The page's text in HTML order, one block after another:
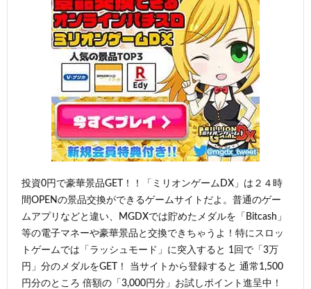
投資0円で豪華景品GET！！「ミリオンゲームDX」は２４時
間OPENの景品交換ができるゲームサイトだよ。普通のゲー
ムアプリなどと違い、MGDXでは貯めたメダルを「Bitcash」
等の電子マネーや豪華景品と交換できちゃうよ！特にスロッ
トゲームでは「ラッシュモード」に突入すると 1回で「3万
円」分のメダルをGET！ 当サイトから登録すると 通常1,500
円分のところ 倍額の「3,000円分」お試しポイント進呈中！